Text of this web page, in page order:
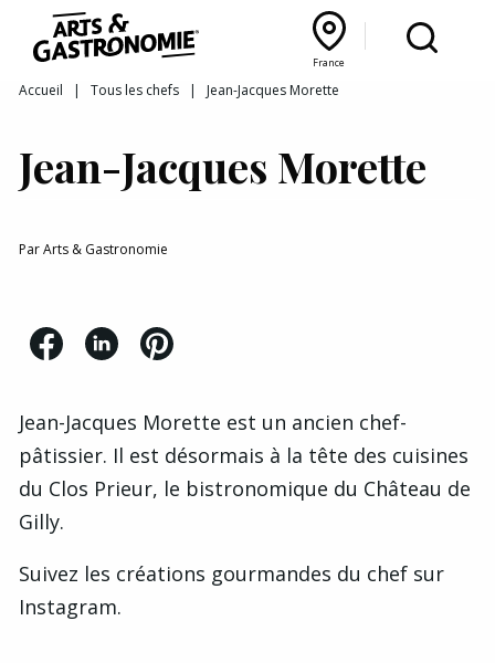
France
Recettes
Reportages
Interviews
Bourgogne Franche‑Comté
France
Lyon Rhône‑Alpes
Accueil | Tous les chefs | Jean-Jacques Morette
Jean-Jacques Morette
ParArts & Gastronomie
Jean-Jacques Morette est un ancien chef-
pâtissier. Il est désormais à la tête des cuisines
du Clos Prieur, le bistronomique du Château de
Gilly.
Suivez les créations gourmandes du chef sur
Instagram.